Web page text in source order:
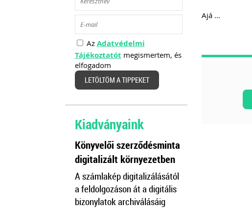
Ajá ...
Az Adatvédelmi
Tájékoztatót megismertem, és
elfogadom
LETÖLTÖM A TIPPEKET
Kiadványaink
Könyvelői szerződésminta
digitalizált környezetben
A számlakép digitalizálásától
a feldolgozáson át a digitális
bizonylatok archiválásáig